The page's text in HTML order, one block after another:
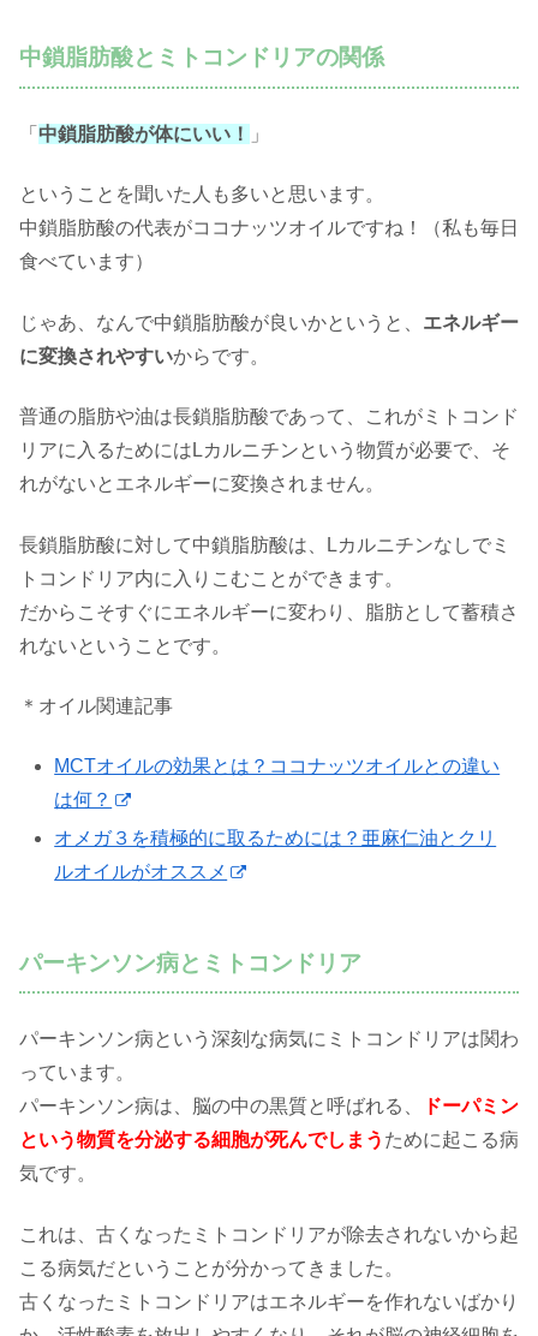
中鎖脂肪酸とミトコンドリアの関係
「 中鎖脂肪酸が体にいい！ 」
ということを聞いた人も多いと思います。
中鎖脂肪酸の代表がココナッツオイルですね！（私も毎日
食べています）
じゃあ、なんで中鎖脂肪酸が良いかというと、 エネルギー
に変換されやすいからです。
普通の脂肪や油は長鎖脂肪酸であって、これがミトコンド
リアに入るためにはLカルニチンという物質が必要で、そ
れがないとエネルギーに変換されません。
長鎖脂肪酸に対して中鎖脂肪酸は、Lカルニチンなしでミ
トコンドリア内に入りこむことができます。
だからこそすぐにエネルギーに変わり、脂肪として蓄積さ
れないということです。
＊オイル関連記事
MCTオイルの効果とは？ココナッツオイルとの違い
は何？
オメガ３を積極的に取るためには？亜麻仁油とクリ
ルオイルがオススメ
パーキンソン病とミトコンドリア
パーキンソン病という深刻な病気にミトコンドリアは関わ
っています。
パーキンソン病は、脳の中の黒質と呼ばれる、
ドーパミン
という物質を分泌する細胞が死んでしまう ために起こる病
気です。
これは、古くなったミトコンドリアが除去されないから起
こる病気だということが分かってきました。
古くなったミトコンドリアはエネルギーを作れないばかり